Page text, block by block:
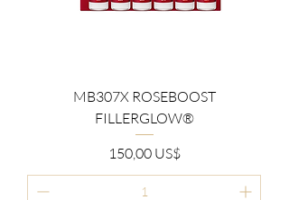
MB307X ROSEBOOST
FILLERGLOW®
Precio
150,00 US$